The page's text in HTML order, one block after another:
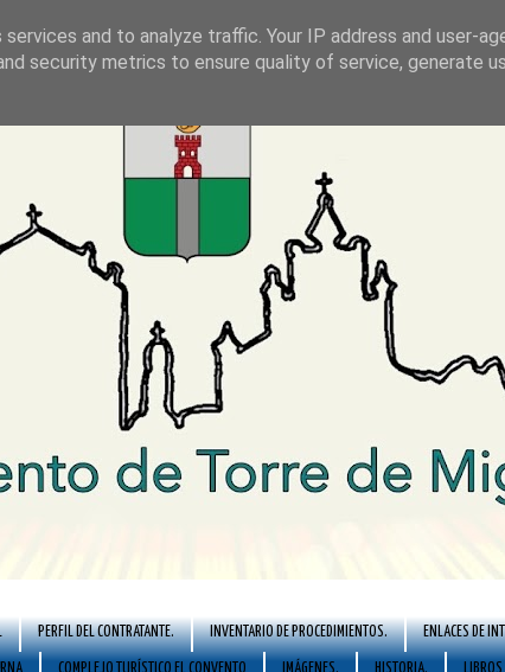
PERFIL DEL CONTRATANTE. INVENTARIO DE PROCEDIMIENTOS. ENLACES DE
and to analyze traffic. Your IP address and user-
security metrics to ensure quality of service, generate